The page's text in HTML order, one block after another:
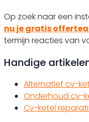
Op zoek naar een
nu je gratis
termijn reacties van
Handige
Alternatief cv-
Onderhoud cv-
Cv-ketel